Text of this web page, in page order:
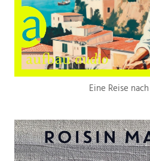
Eine Reise